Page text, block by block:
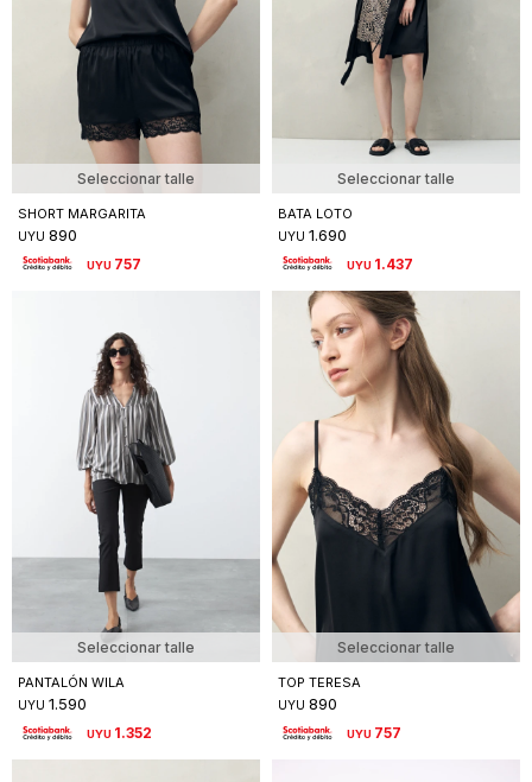
Seleccionar talle
SHORT MARGARITA
UYU 890
UYU 757
Seleccionar talle
BATA LOTO
UYU 1.690
UYU 1.437
Seleccionar talle
PANTALÓN WILA
UYU 1.590
UYU 1.352
Seleccionar talle
TOP TERESA
UYU 890
UYU 757